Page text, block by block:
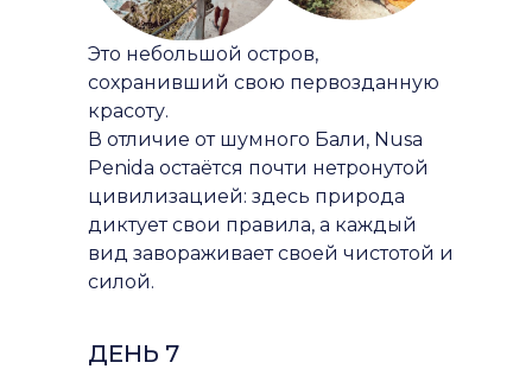
Это небольшой остров,
сохранивший свою первозданную
красоту.
В отличие от шумного Бали, Nusa
Penida остаётся почти нетронутой
цивилизацией: здесь природа
диктует свои правила, а каждый
вид завораживает своей чистотой и
силой.
ДЕНЬ 7